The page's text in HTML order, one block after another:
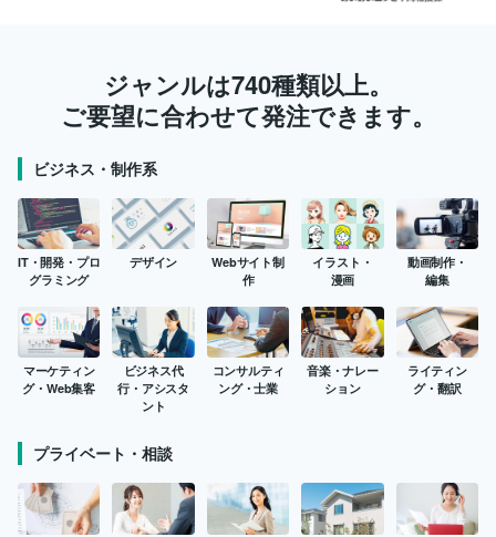
ジャンルは740種類以上。
ご要望に合わせて発注できます。
ビジネス・制作系
IT・開発・プロ
グラミング
デザイン
Webサイト制
作
イラスト・
漫画
動画制作・
編集
マーケティン
グ・Web集客
ビジネス代
行・アシスタ
ント
コンサルティ
ング・士業
音楽・ナレー
ション
ライティン
グ・翻訳
プライベート・相談